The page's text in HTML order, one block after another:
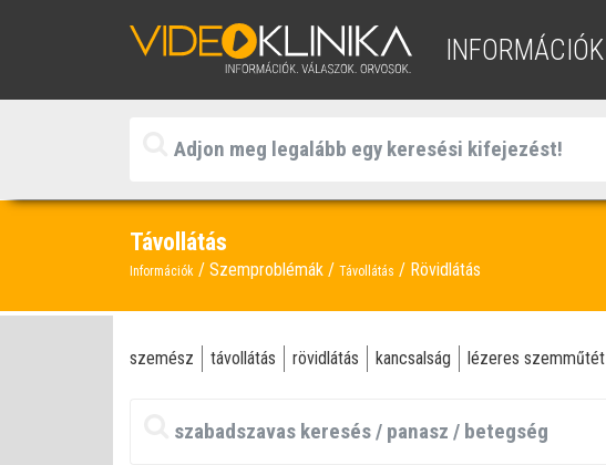
INFORMÁCIÓK
Távollátás
Információk Szemproblémák Távollátás Rövidlátás
szemész távollátás rövidlátás kancsalság lézeres szemműtét